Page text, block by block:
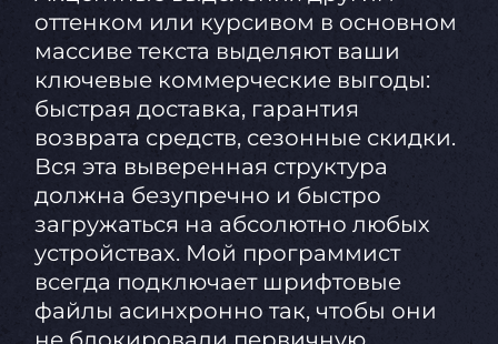
оттенком или курсивом в основном
массиве текста выделяют ваши
ключевые коммерческие выгоды:
быстрая доставка, гарантия
возврата средств, сезонные скидки.
Вся эта выверенная структура
должна безупречно и быстро
загружаться на абсолютно любых
устройствах. Мой программист
всегда подключает шрифтовые
файлы асинхронно так, чтобы они